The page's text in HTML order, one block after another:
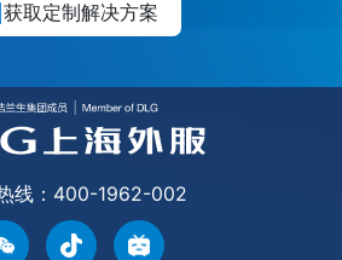
获取定制解决方案
线：400-1962-002